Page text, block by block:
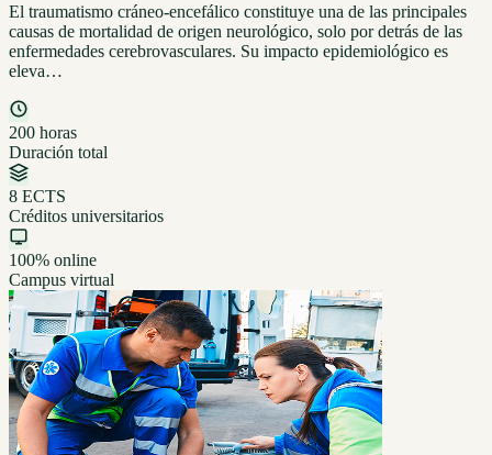
El traumatismo cráneo-encefálico constituye una de las principales
causas de mortalidad de origen neurológico, solo por detrás de las
enfermedades cerebrovasculares. Su impacto epidemiológico es
eleva…
200 horas
Duración total
8 ECTS
Créditos universitarios
100% online
Campus virtual